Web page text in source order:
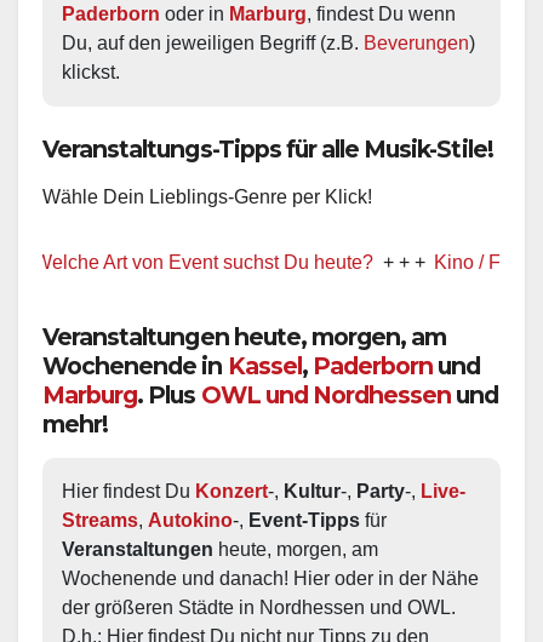
Paderborn oder in Marburg, findest Du wenn
Du, auf den jeweiligen Begriff (z.B. Beverungen)
klickst.
Veranstaltungs-Tipps für alle Musik-Stile!
Wähle Dein Lieblings-Genre per Klick!
Art von Event suchst Du heute? + + + Kino / Film + + +
Veranstaltungen heute, morgen, am
Wochenende in Kassel, Paderborn und
Marburg. Plus OWL und Nordhessen und
mehr!
Hier findest Du Konzert-, Kultur-, Party-, Live-
Streams, Autokino-, Event-Tipps
Veranstaltungen heute, morgen, am
Wochenende und danach! Hier oder in der Nähe
der größeren Städte in Nordhessen und OWL.
D.h.: Hier findest Du nicht nur Tipps zu den